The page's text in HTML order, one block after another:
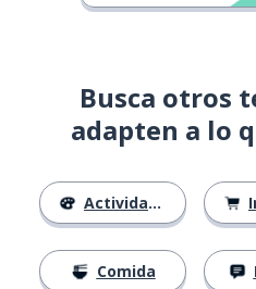
Busca otros
adapten a lo
Actividades
Comida